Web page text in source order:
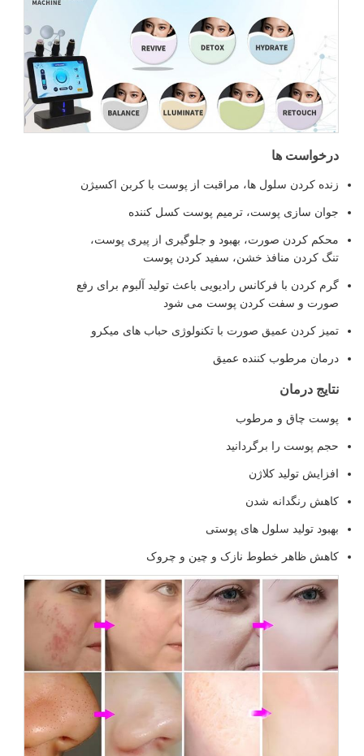
درخواست ها
زنده کردن سلول ها، مراقبت از پوست با کربن اکسیژن
جوان سازی پوست، ترمیم پوست کسل کننده
محکم کردن صورت، بهبود و جلوگیری از پیری پوست،
تنگ کردن منافذ خشن، سفید کردن پوست
گرم کردن با فرکانس رادیویی باعث تولید آلبوم برای رفع
صورت و سفت کردن پوست می شود
تمیز کردن عمیق صورت با تکنولوژی حباب های میکرو
درمان مرطوب کننده عمیق
نتایج درمان
پوست چاق و مرطوب
حجم پوست را برگردانید
افزایش تولید کلاژن
کاهش رنگدانه شدن
بهبود تولید سلول های پوستی
کاهش ظاهر خطوط نازک و چین و چروک